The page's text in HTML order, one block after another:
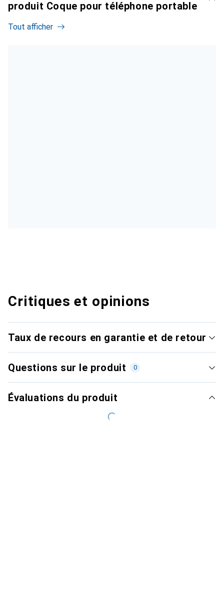
produit Coque pour téléphone portable
Tout afficher
Critiques et opinions
Taux de recours en garantie et de retour
Questions sur le produit 0
Évaluations du produit